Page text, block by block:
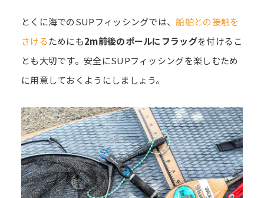
とくに海でのSUPフィッシングでは、船舶との接触を
さけるためにも2m前後のポールにフラッグを付けるこ
とも大切です。安全にSUPフィッシングを楽しむため
に用意しておくようにしましょう。